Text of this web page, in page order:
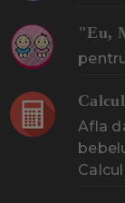
"Eu,
Afla